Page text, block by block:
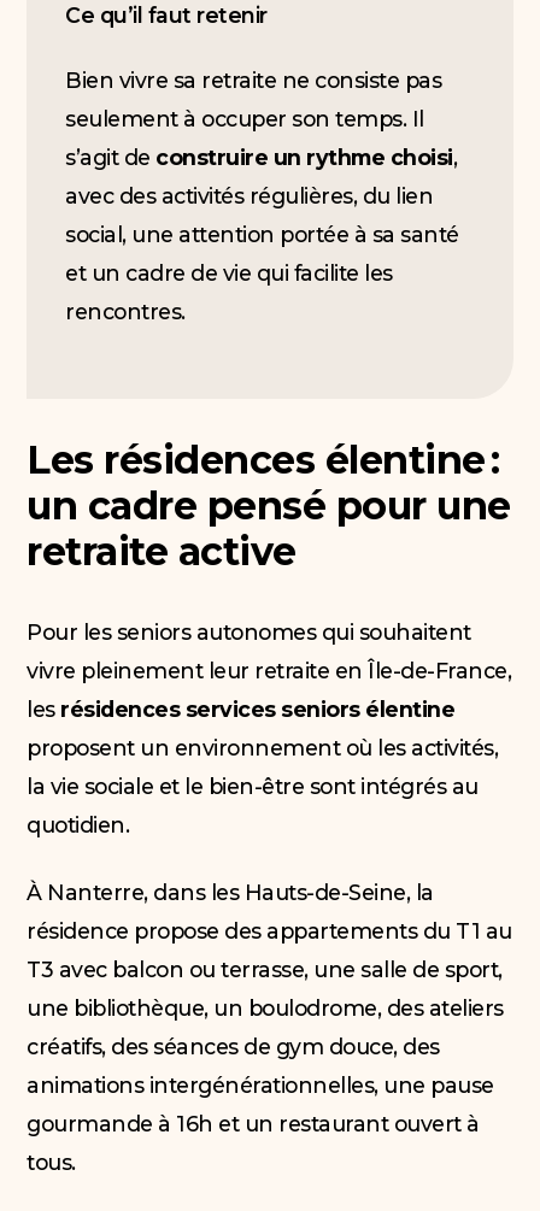
Ce qu’il faut retenir
Bien vivre sa retraite ne consiste pas
seulement à occuper son temps. Il
s’agit de construire un rythme choisi,
avec des activités régulières, du lien
social, une attention portée à sa santé
et un cadre de vie qui facilite les
rencontres.
Les résidences élentine :
un cadre pensé pour une
retraite active
Pour les seniors autonomes qui souhaitent
vivre pleinement leur retraite en Île-de-France,
les résidences services seniors élentine
proposent un environnement où les activités,
la vie sociale et le bien-être sont intégrés au
quotidien.
À Nanterre, dans les Hauts-de-Seine, la
résidence propose des appartements du T1 au
T3 avec balcon ou terrasse, une salle de sport,
une bibliothèque, un boulodrome, des ateliers
créatifs, des séances de gym douce, des
animations intergénérationnelles, une pause
gourmande à 16h et un restaurant ouvert à
tous.